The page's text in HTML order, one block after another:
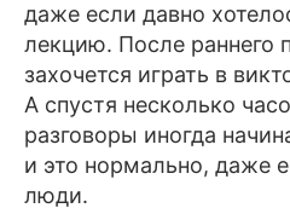
даже если давно
лекцию. После раннего
захочется играть в
А спустя несколько
разговоры иногда
и это нормально, даже
люди.